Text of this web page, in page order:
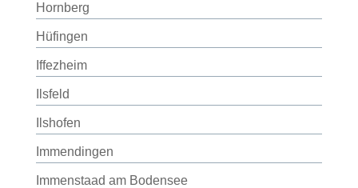
Hornberg
Hüfingen
Iffezheim
Ilsfeld
Ilshofen
Immendingen
Immenstaad am Bodensee